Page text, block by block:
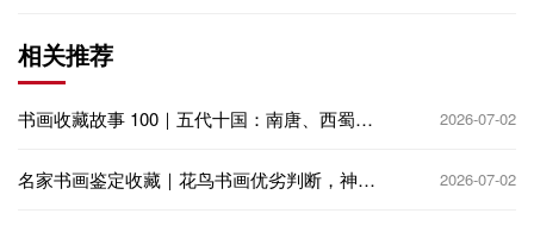
相关推荐
书画收藏故事 100｜五代十国：南唐、西蜀偏
2026-07-02
名家书画鉴定收藏｜花鸟书画优劣判断，神韵
2026-07-02